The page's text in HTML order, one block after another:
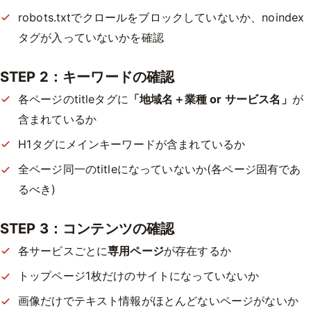
robots.txtでクロールをブロックしていないか、noindex
タグが入っていないかを確認
STEP 2：キーワードの確認
各ページのtitleタグに 「地域名＋業種 or サービス名」 が
含まれているか
H1タグにメインキーワードが含まれているか
全ページ同一のtitleになっていないか(各ページ固有であ
るべき )
STEP 3：コンテンツの確認
各サービスごとに専用ページが存在するか
トップページ1枚だけのサイトになっていないか
画像だけでテキスト情報がほとんどないページがないか